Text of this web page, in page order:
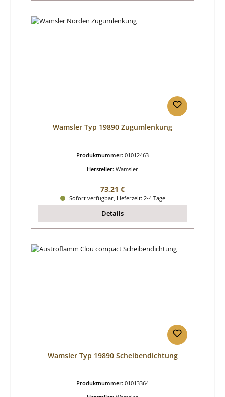
Wamsler Typ 19890 Zugumlenkung
Produktnummer: 01012463
Hersteller: Wamsler
Regulärer Preis:
73,21 €
Sofort verfügbar, Lieferzeit: 2-4 Tage
Details
Wamsler Typ 19890 Scheibendichtung
Produktnummer: 01013364